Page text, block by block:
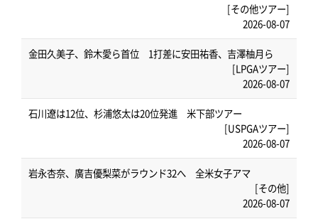
[その他ツアー]
2026-08-07
金田久美子、鈴木愛ら首位 1打差に安田祐香、吉澤柚月ら
[LPGAツアー]
2026-08-07
石川遼は12位、杉浦悠太は20位発進 米下部ツアー
[USPGAツアー]
2026-08-07
岩永杏奈、廣吉優梨菜がラウンド32へ 全米女子アマ
[その他]
2026-08-07